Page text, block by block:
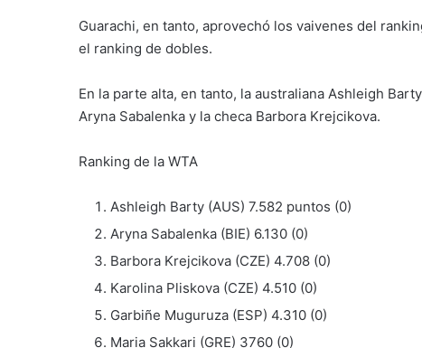
Guarachi, en tanto, aprovechó los vaivenes del
el ranking de dobles.
En la parte alta, en tanto, la australiana Ashleigh
Aryna Sabalenka y la checa Barbora Krejcikova.
Ranking de la WTA
Ashleigh Barty (AUS) 7.582 puntos (0)
Aryna Sabalenka (BIE) 6.130 (0)
Barbora Krejcikova (CZE) 4.708 (0)
Karolina Pliskova (CZE) 4.510 (0)
Garbiñe Muguruza (ESP) 4.310 (0)
Maria Sakkari (GRE) 3760 (0)